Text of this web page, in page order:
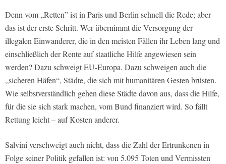
Denn vom „Retten” ist in Paris und Berlin schnell die Rede; aber
das ist der erste Schritt. Wer übernimmt die Versorgung der
illegalen Einwanderer, die in den meisten Fällen ihr Leben lang und
einschließlich der Rente auf staatliche Hilfe angewiesen sein
werden? Dazu schweigt EU-Europa. Dazu schweigen auch die
„sicheren Häfen“, Städte, die sich mit humanitären Gesten brüsten.
Wie selbstverständlich gehen diese Städte davon aus, dass die Hilfe,
für die sie sich stark machen, vom Bund finanziert wird. So fällt
Rettung leicht – auf Kosten anderer.
Salvini verschweigt auch nicht, dass die Zahl der Ertrunkenen in
Folge seiner Politik gefallen ist: von 5.095 Toten und Vermissten